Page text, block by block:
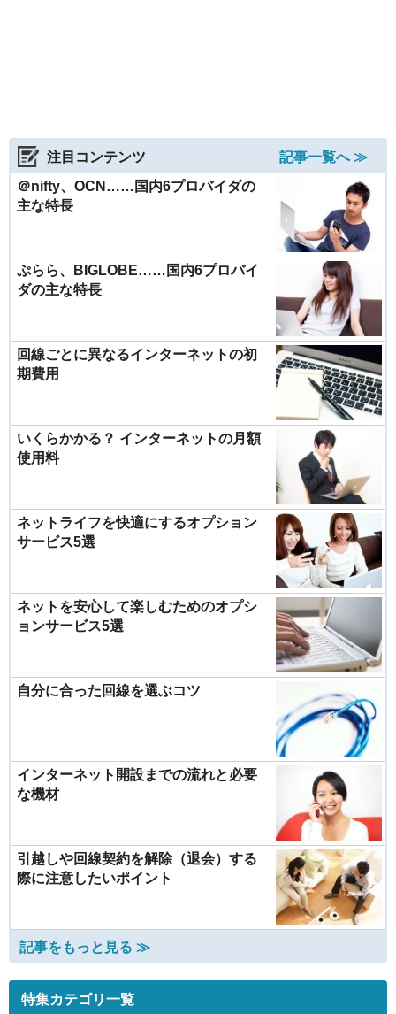
注目コンテンツ
記事一覧へ ≫
＠nifty、OCN……国内6プロバイダの
主な特長
ぷらら、BIGLOBE……国内6プロバイ
ダの主な特長
回線ごとに異なるインターネットの初
期費用
いくらかかる？ インターネットの月額
使用料
ネットライフを快適にするオプション
サービス5選
ネットを安心して楽しむためのオプシ
ョンサービス5選
自分に合った回線を選ぶコツ
インターネット開設までの流れと必要
な機材
引越しや回線契約を解除（退会）する
際に注意したいポイント
記事をもっと見る ≫
特集カテゴリ一覧